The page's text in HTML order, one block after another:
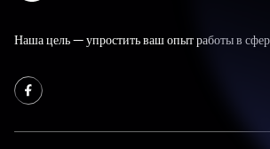
Наша цель — упростить ваш опыт работы в